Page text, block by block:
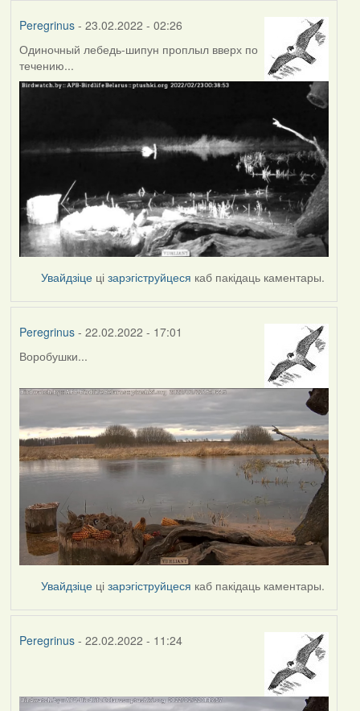
Peregrinus- 23.02.2022 - 02:26
Одиночный лебедь-шипун проплыл вверх по
течению...
Увайдзіце цізарэгіструйцеся каб пакідаць каментары.
Peregrinus- 22.02.2022 - 17:01
Воробушки...
Увайдзіце цізарэгіструйцеся каб пакідаць каментары.
Peregrinus- 22.02.2022 - 11:24